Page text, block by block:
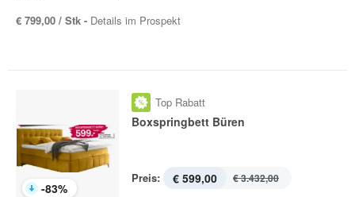
€ 799,00 / Stk - Details im Prospekt
-83%
Top Rabatt
Boxspringbett Büren
Preis: € 599,00 € 3.432,00